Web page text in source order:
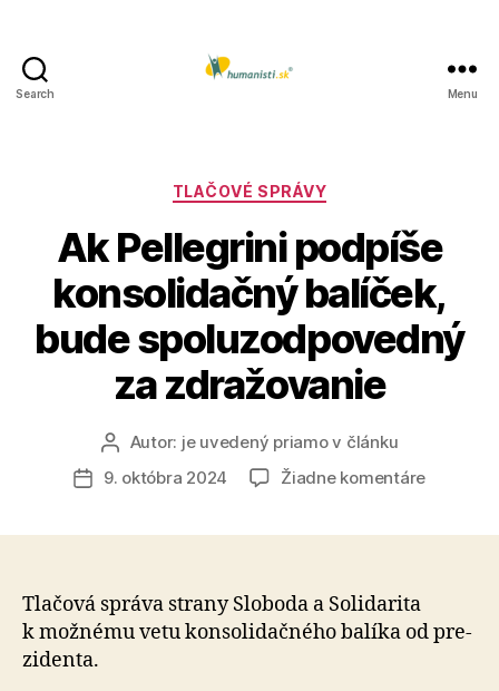
Search Menu
Kategórie
TLAČOVÉ SPRÁVY
Ak Pellegrini podpíše
konsolidačný balíček,
bude spoluzodpovedný
za zdražovanie
Autor
článku
Autor: je uvedený priamo v článku
Dátum
9. októbra 2024 Žiadne komentárena
bude
Tlačová správa strany Sloboda a So­li­da­ri­ta
k mož­né­mu vetu kon­so­li­dač­né­ho ba­líka od pre­
zi­denta.